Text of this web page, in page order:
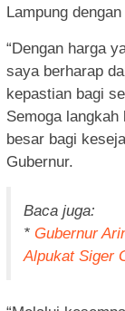
Lampung
“Dengan harga
saya berharap
kepastian bagi
Semoga
besar bagi
Gubernur.
Baca juga:
* Gubernur
Alpukat Siger